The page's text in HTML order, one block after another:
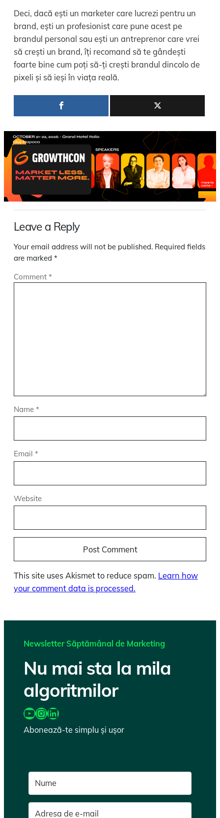
Deci, dacă ești un marketer care lucrezi pentru un
brand, ești un profesionist care pune acest pe
brandul personal sau ești un antreprenor care vrei
să crești un brand, îți recomand să te gândești
foarte bine cum poți să-ți crești brandul dincolo de
pixeli și să ieși în viața reală.
Leave a Reply
Your email address will not be published. Required fields
are marked *
Comment *
Name *
Email *
Website
This site uses Akismet to reduce spam. Learn how
your comment data is processed.
Newsletter Săptămânal de Marketing
Nu mai sta la mila
algoritmilor
https://www.youtube.com/@katairobi InstagramLinkedIn
Abonează-te simplu și ușor